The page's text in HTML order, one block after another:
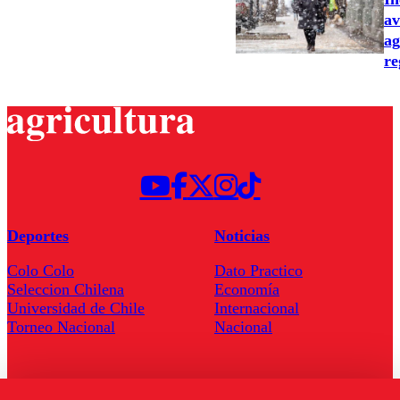
Deportes
Colo Colo
Seleccion Chilena
Universidad de Chile
Torneo Nacional
Noticias
Dato Practico
Economía
Internacional
Nacional